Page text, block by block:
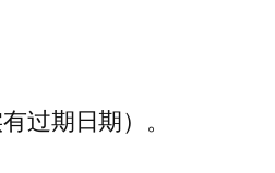
过期日期）。